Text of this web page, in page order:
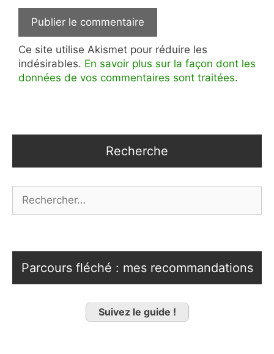
Ce site utilise Akismet pour réduire les
indésirables. En savoir plus sur la façon dont les
données de vos commentaires sont traitées.
Recherche
Parcours fléché : mes recommandations
Suivez le guide !